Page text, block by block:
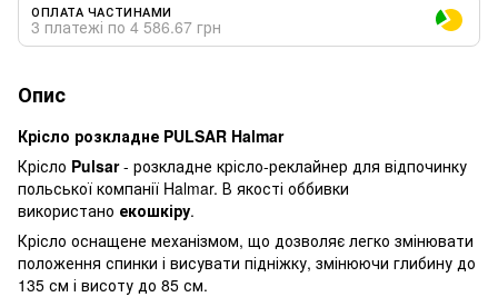
ОПЛАТА ЧАСТИНАМИ
3 платежі по 4 586.67 грн
Опис
Крісло розкладне PULSAR Halmar
Крісло Pulsar- розкладне крісло-реклайнер для відпочинку
польської компанії Halmar. В якості оббивки
використано екошкіру.
Крісло оснащене механізмом, що дозволяє легко змінювати
положення спинки і висувати підніжку, змінюючи глибину до
135 см і висоту до 85 см.